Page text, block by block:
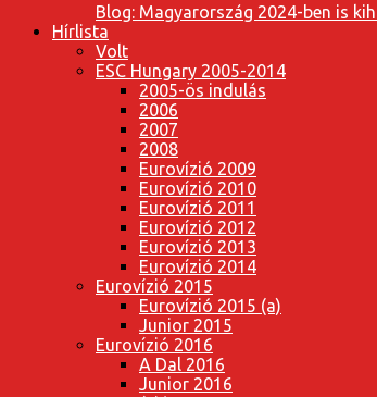
Blog: Magyarország 2024-ben is
Hírlista
Volt
ESC Hungary 2005-2014
2005-ös indulás
2006
2007
2008
Eurovízió 2009
Eurovízió 2010
Eurovízió 2011
Eurovízió 2012
Eurovízió 2013
Eurovízió 2014
Eurovízió 2015
Eurovízió 2015 (a)
Junior 2015
Eurovízió 2016
A Dal 2016
Junior 2016